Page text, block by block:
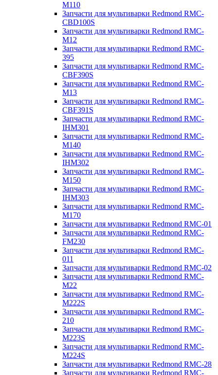
M110
Запчасти для мультиварки Redmond RMC-
CBD100S
Запчасти для мультиварки Redmond RMC-
M12
Запчасти для мультиварки Redmond RMC-
395
Запчасти для мультиварки Redmond RMC-
CBF390S
Запчасти для мультиварки Redmond RMC-
M13
Запчасти для мультиварки Redmond RMC-
CBF391S
Запчасти для мультиварки Redmond RMC-
IHM301
Запчасти для мультиварки Redmond RMC-
M140
Запчасти для мультиварки Redmond RMC-
IHM302
Запчасти для мультиварки Redmond RMC-
M150
Запчасти для мультиварки Redmond RMC-
IHM303
Запчасти для мультиварки Redmond RMC-
M170
Запчасти для мультиварки Redmond RMC-01
Запчасти для мультиварки Redmond RMC-
FM230
Запчасти для мультиварки Redmond RMC-
011
Запчасти для мультиварки Redmond RMC-02
Запчасти для мультиварки Redmond RMC-
M22
Запчасти для мультиварки Redmond RMC-
M222S
Запчасти для мультиварки Redmond RMC-
210
Запчасти для мультиварки Redmond RMC-
M223S
Запчасти для мультиварки Redmond RMC-
M224S
Запчасти для мультиварки Redmond RMC-28
Запчасти для мультиварки Redmond RMC-